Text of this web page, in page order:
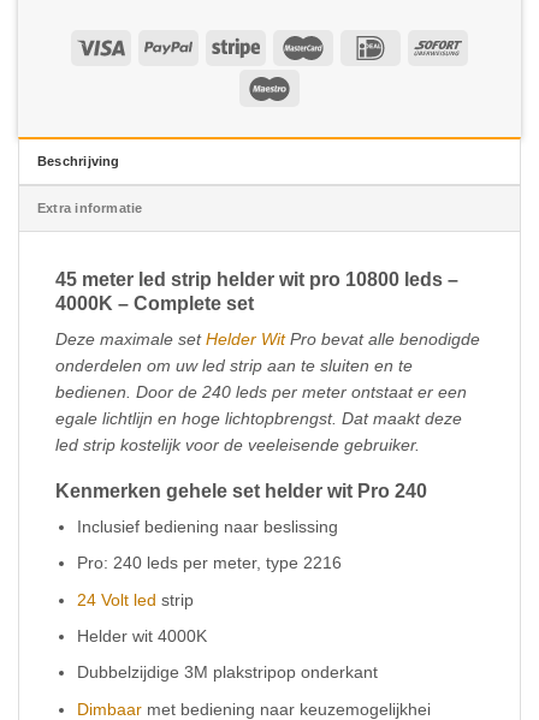
Beschrijving
Extra informatie
45 meter led strip helder wit pro 10800 leds –
4000K – Complete set
Deze maximale setHelder WitPro bevat alle benodigde
onderdelen om uw led strip aan te sluiten en te
bedienen. Door de 240 leds per meter ontstaat er een
egale lichtlijn en hoge lichtopbrengst. Dat maakt deze
led strip kostelijk voor de veeleisende gebruiker.
Kenmerken gehele set helder wit Pro 240
Inclusief bediening naar beslissing
Pro: 240 leds per meter, type 2216
24 Volt led strip
Helder wit 4000K
Dubbelzijdige 3M plakstripop onderkant
Dimbaar met bediening naar keuzemogelijkhei